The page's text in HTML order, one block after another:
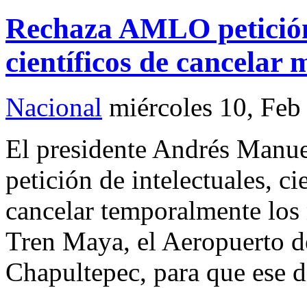
Rechaza AMLO
científicos de cancelar
Nacional miércoles 10,
El presidente Andrés
petición de intelectuales,
cancelar temporalmente
Tren Maya, el Aeropuerto
Chapultepec, para que ese